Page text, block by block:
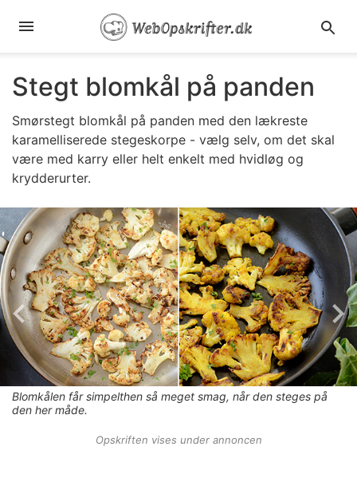
Stegt blomkål på panden
Smørstegt blomkål på panden med den lækreste
karamelliserede stegeskorpe - vælg selv, om det skal
være med karry eller helt enkelt med hvidløg og
krydderurter.
Blomkålen får simpelthen så meget smag, når den steges på
den her måde.
Opskriften vises under annoncen